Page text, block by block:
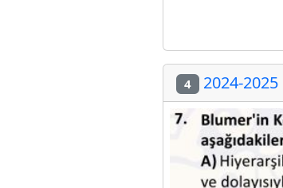
4 2024-2025